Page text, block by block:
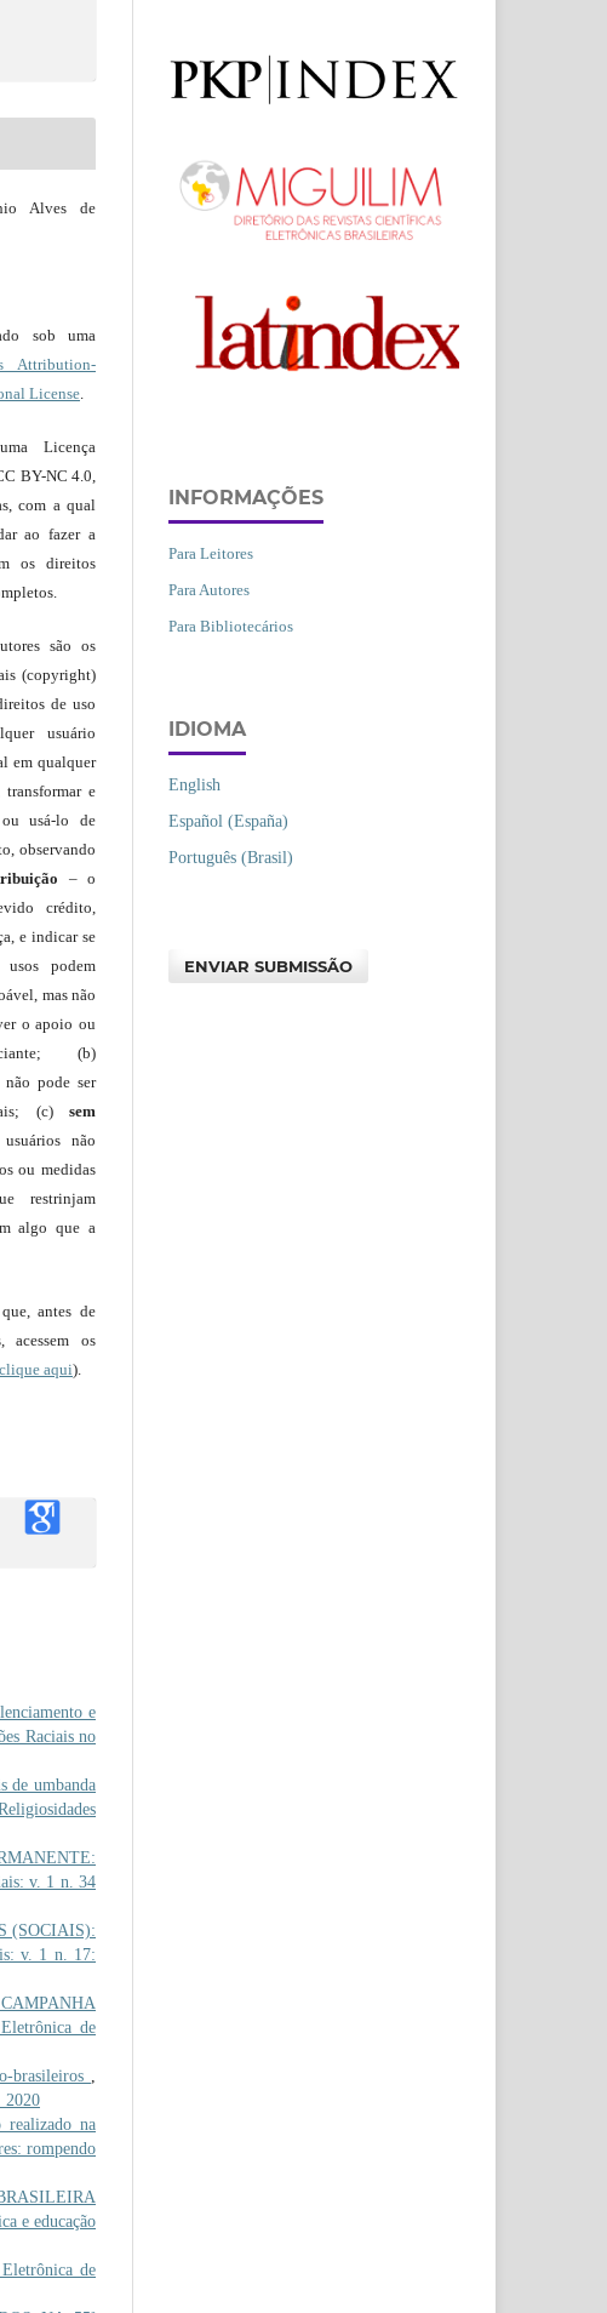
Alves de
sob uma
Attribution-
License.
Licença
BY-NC 4.0,
com a qual
ao fazer a
os direitos
são os
(copyright)
de uso
usuário
em qualquer
e
usá-lo de
observando
– o
crédito,
e indicar se
usos podem
mas não
o apoio ou
(b)
pode ser
(c) sem
não
ou medidas
restrinjam
algo que a
antes de
acessem os
clique aqui).
e
Raciais no
de umbanda
v. 1 n. 34
(SOCIAIS):
v. 1 n. 17:
de
brasileiros ,
2020
na
rompendo
e educação
de
INFORMAÇÕES
Para Leitores
Para Autores
Para Bibliotecários
IDIOMA
English
Español (España)
Português (Brasil)
ENVIAR SUBMISSÃO